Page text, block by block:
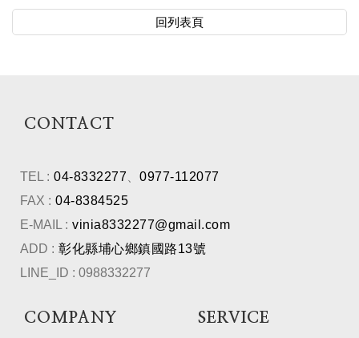
回列表頁
CONTACT
TEL : 04-8332277
0977-112077
FAX : 04-8384525
E-MAIL : vinia8332277@gmail.com
ADD : 彰化縣埔心鄉鎮國路13號
LINE_ID : 0988332277
COMPANY SERVICE